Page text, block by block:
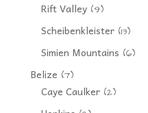
Rift Valley(9)
Scheibenkleister(13)
Simien Mountains (6)
Belize (7)
Caye Caulker(2)